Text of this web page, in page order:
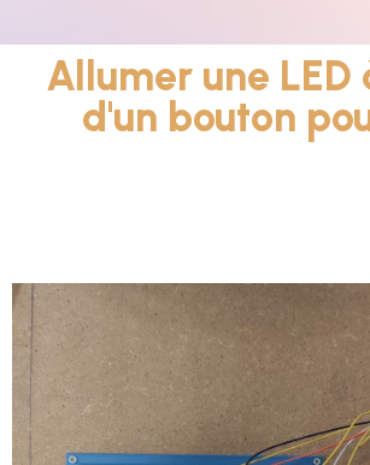
Allumer une LED
d'un bouton